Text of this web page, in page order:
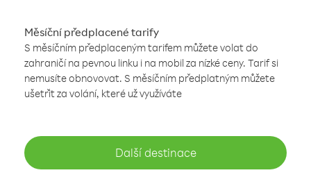
Měsíční předplacené tarify
S měsíčním předplaceným tarifem můžete volat do
zahraničí na pevnou linku i na mobil za nízké ceny. Tarif si
nemusíte obnovovat. S měsíčním předplatným můžete
ušetřit za volání, které už využíváte
Další destinace